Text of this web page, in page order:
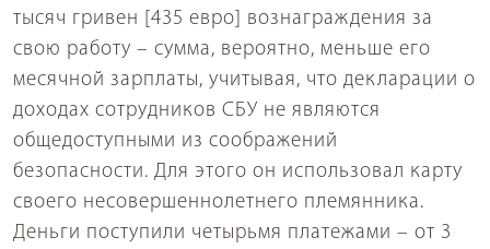
тысяч гривен [435 евро] вознаграждения за
свою работу – сумма, вероятно, меньше его
месячной зарплаты, учитывая, что декларации о
доходах сотрудников СБУ не являются
общедоступными из соображений
безопасности. Для этого он использовал карту
своего несовершеннолетнего племянника.
Деньги поступили четырьмя платежами – от 3